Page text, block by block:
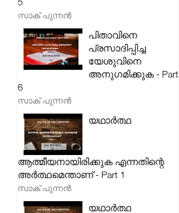
സാക് പുന്നൻ
പിതാവിനെ
പ്രസാദിപ്പിച്ച
യേശുവിനെ
അനുഗമിക്കുക - Part
6
സാക് പുന്നൻ
യഥാർത്ഥ
ആത്മീയനായിരിക്കുക എന്നതിന്റെ
അർത്ഥമെന്താണ് - Part 1
സാക് പുന്നൻ
യഥാർത്ഥ